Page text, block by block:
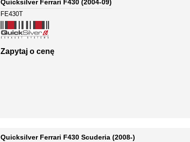
Quicksilver Ferrari F430 (2004-09)
FE430T
Zapytaj o cenę
Quicksilver Ferrari F430 Scuderia (2008-)